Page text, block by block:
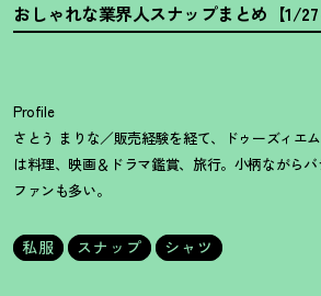
おしゃれな業界人スナップまとめ【1/27
Profile
さとう まりな／販売経験を経て、ドゥーズィエ
は料理、映画＆ドラマ鑑賞、旅行。小柄ながら
ファンも多い。
私服 スナップ シャツ